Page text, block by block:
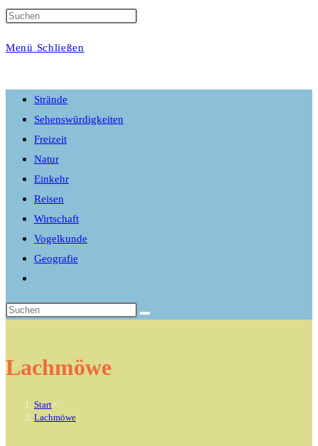
Suche
Menü Schließen
Strände
Sehenswürdigkeiten
Freizeit
Natur
Einkehr
Reisen
Wirtschaft
Vogelkunde
Geografie
umschalten
Lachmöwe
Start>
Lachmöwe